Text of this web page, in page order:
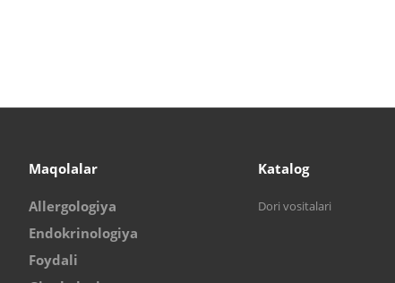
Maqolalar
Allergologiya
Endokrinologiya
Foydali
Katalog
Dori vositalari